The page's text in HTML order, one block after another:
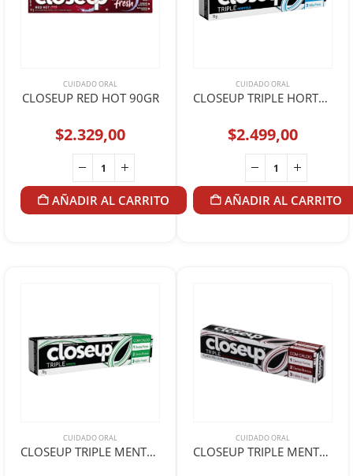
CUIDADO ORAL
CLOSEUP RED HOT 90GR
$2.329,00
AÑADIR AL CARRITO
CUIDADO ORAL
CLOSEUP TRIPLE HORTELA 70GR
$2.499,00
AÑADIR AL CARRITO
CUIDADO ORAL
CLOSEUP TRIPLE MENTA 70GR
CUIDADO ORAL
CLOSEUP TRIPLE MENTA AMERICANA 70GR